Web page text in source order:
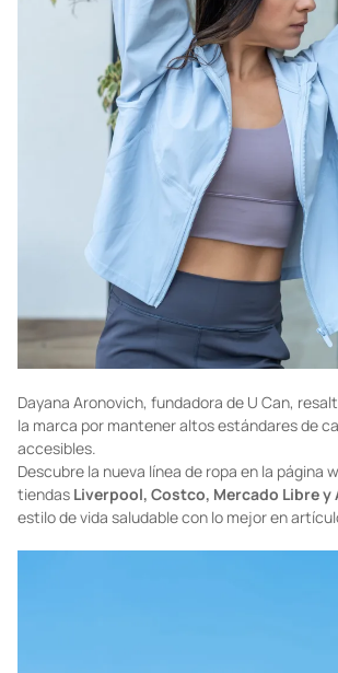
Dayana Aronovich, fundadora de U Can,
la marca por mantener altos estándares de
accesibles.
Descubre la nueva línea de ropa en la página
tiendas Liverpool, Costco, Mercado Libre y
estilo de vida saludable con lo mejor en